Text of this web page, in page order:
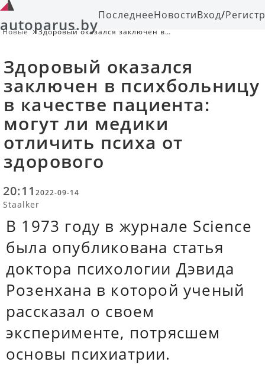
autoparus.byПоследнееНовостиВход/
Новые
Здоровый оказался заключен в
здорового
Здоровый оказался
заключен в психбольницу
в качестве пациента:
могут ли медики
отличить психа от
здорового
20:11 2022-09-14
Staalker
В 1973 году в журнале Science
была опубликована статья
доктора психологии Дэвида
Розенхана в которой ученый
рассказал о своем
эксперименте, потрясшем
основы психиатрии.